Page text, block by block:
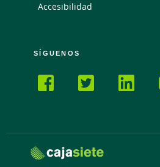
Accesibilidad
SÍGUENOS